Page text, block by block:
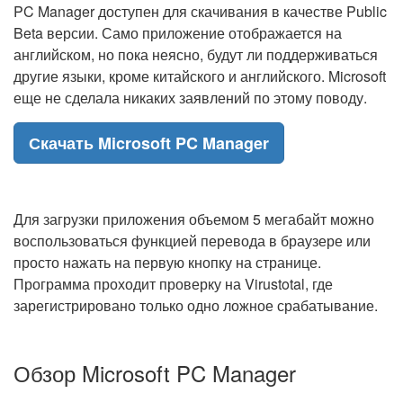
PC Manager доступен для скачивания в качестве Public
Beta версии. Само приложение отображается на
английском, но пока неясно, будут ли поддерживаться
другие языки, кроме китайского и английского. Microsoft
еще не сделала никаких заявлений по этому поводу.
Скачать Microsoft PC Manager
Для загрузки приложения объемом 5 мегабайт можно
воспользоваться функцией перевода в браузере или
просто нажать на первую кнопку на странице.
Программа проходит проверку на Virustotal, где
зарегистрировано только одно ложное срабатывание.
Обзор Microsoft PC Manager